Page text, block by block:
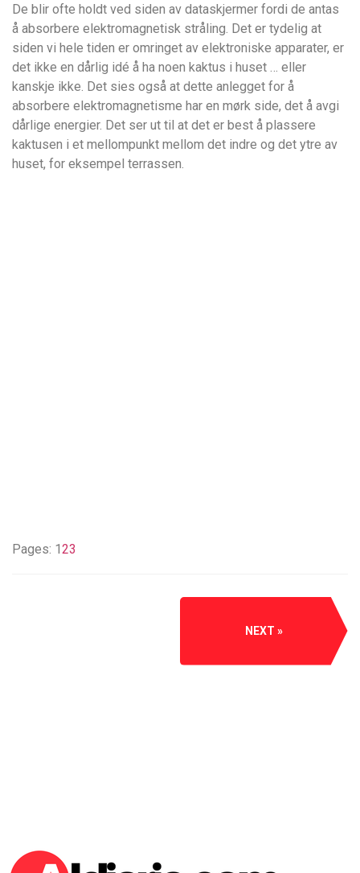
De blir ofte holdt ved siden av dataskjermer fordi de antas
å absorbere elektromagnetisk stråling. Det er tydelig at
siden vi hele tiden er omringet av elektroniske apparater, er
det ikke en dårlig idé å ha noen kaktus i huset … eller
kanskje ikke. Det sies også at dette anlegget for å
absorbere elektromagnetisme har en mørk side, det å avgi
dårlige energier. Det ser ut til at det er best å plassere
kaktusen i et mellompunkt mellom det indre og det ytre av
huset, for eksempel terrassen.
Pages: 123
NEXT